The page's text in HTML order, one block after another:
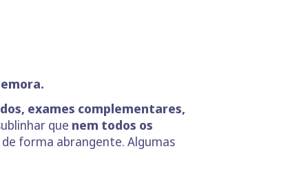
exames complementares,
que nem todos os
forma abrangente. Algumas